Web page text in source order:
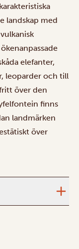
landskap med
elefanter,
leoparder och till
över den
finns
landmärken
över